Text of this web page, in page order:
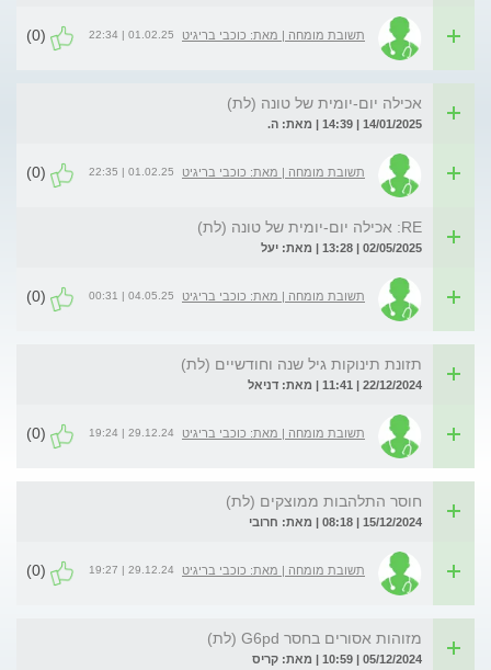
תשובת מומחה | מאת: כוכבי בריגיט 01.02.25 | 22:34
(0)
אכילה יום-יומית של טונה (לת)
14/01/2025 | 14:39 | מאת: ה.
תשובת מומחה | מאת: כוכבי בריגיט 01.02.25 | 22:35
(0)
RE: אכילה יום-יומית של טונה (לת)
02/05/2025 | 13:28 | מאת: יעל
תשובת מומחה | מאת: כוכבי בריגיט 04.05.25 | 00:31
(0)
תזונת תינוקות גיל שנה וחודשיים (לת)
22/12/2024 | 11:41 | מאת: דניאל
תשובת מומחה | מאת: כוכבי בריגיט 29.12.24 | 19:24
(0)
חוסר התלהבות ממוצקים (לת)
15/12/2024 | 08:18 | מאת: חרובי
תשובת מומחה | מאת: כוכבי בריגיט 29.12.24 | 19:27
(0)
מזוהות אסורים בחסר G6pd (לת)
05/12/2024 | 10:59 | מאת: קריס